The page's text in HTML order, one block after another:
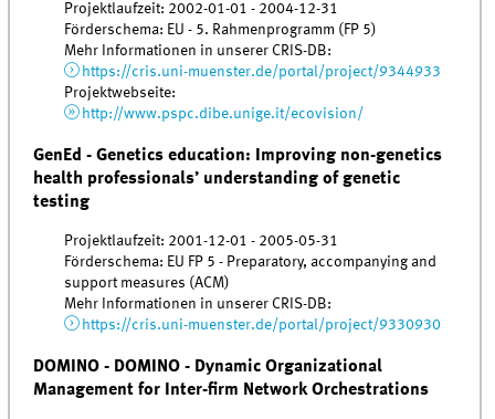
Projektlaufzeit: 2002-01-01 - 2004-12-31
Förderschema: EU - 5. Rahmenprogramm (FP 5)
Mehr Informationen in unserer CRIS-DB:
https://cris.uni-muenster.de/portal/project/9344933
Projektwebseite:
http://www.pspc.dibe.unige.it/ecovision/
GenEd - Genetics education: Improving non-genetics
health professionals’ understanding of genetic
testing
Projektlaufzeit: 2001-12-01 - 2005-05-31
Förderschema: EU FP 5 - Preparatory, accompanying and
support measures (ACM)
Mehr Informationen in unserer CRIS-DB:
https://cris.uni-muenster.de/portal/project/9330930
DOMINO - DOMINO - Dynamic Organizational
Management for Inter-firm Network Orchestrations